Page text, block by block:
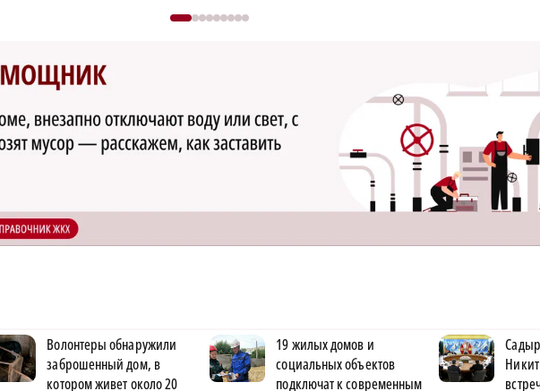
Волонтеры обнаружили
заброшенный дом, в
котором живет около 20
19 жилых домов и
социальных объектов
подключат к современным